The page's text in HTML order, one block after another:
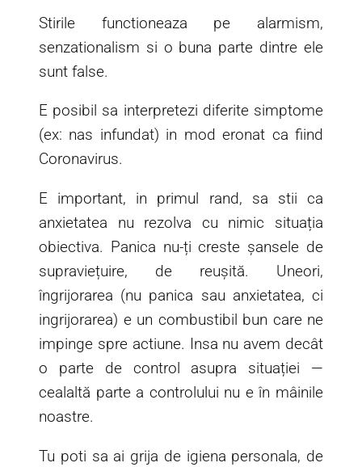
Stirile functioneaza pe alarmism,
senzationalism si o buna parte dintre ele
sunt false.
E posibil sa interpretezi diferite simptome
(ex: nas infundat) in mod eronat ca fiind
Coronavirus.
E important, in primul rand, sa stii ca
anxietatea nu rezolva cu nimic situația
obiectiva. Panica nu-ți creste șansele de
supraviețuire, de reușită. Uneori,
îngrijorarea (nu panica sau anxietatea, ci
ingrijorarea) e un combustibil bun care ne
impinge spre actiune. Insa nu avem decât
o parte de control asupra situației —
cealaltă parte a controlului nu e în mâinile
noastre.
Tu poti sa ai grija de igiena personala, de